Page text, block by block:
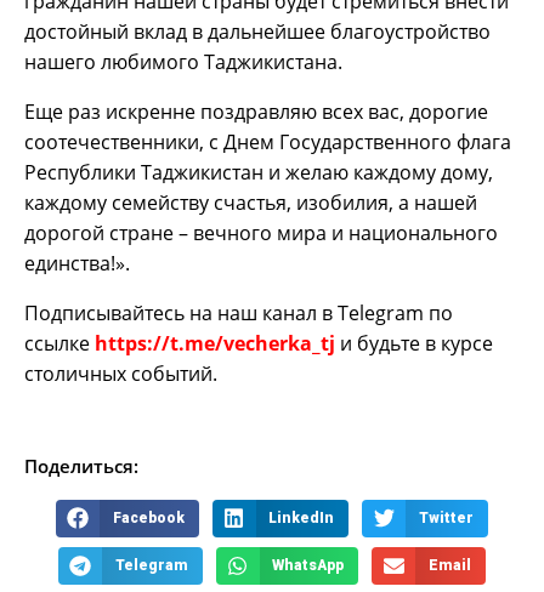
достойный вклад в дальнейшее благоустройство
нашего любимого Таджикистана.
Еще раз искренне поздравляю всех вас, дорогие
соотечественники, с Днем Государственного флага
Республики Таджикистан и желаю каждому дому,
каждому семейству счастья, изобилия, а нашей
дорогой стране – вечного мира и национального
единства!».
Подписывайтесь на наш канал в Telegram по
ссылке https://t.me/vecherka_tj и будьте в курсе
столичных событий.
Поделиться:
Facebook LinkedIn Twitter
Telegram WhatsApp Email